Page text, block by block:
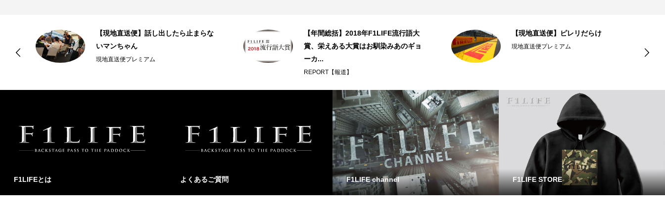
【現地直送便】話し出したら止まらな
いマンちゃん
現地直送便プレミアム
【年間総括】2018年F1LIFE流行語大
賞、栄えある大賞はお馴染みあのギョ
ーカ...
REPORT【報道】
【現地直送便】ピレリだらけ
現地直送便プレミアム
F1LIFEとは よくあるご質問 F1LIFE channel F1LIFE STORE